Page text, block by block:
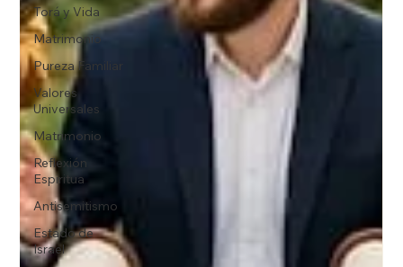
Torá y Vida
Matrimonio
Pureza Familiar
Valores
Universales
Matrimonio
Reflexión
Espiritua
Antisemitismo
Estado de
Israel